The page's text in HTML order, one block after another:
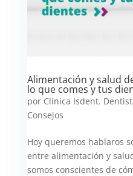
Alimentación y salud
lo que comes y tus
por Clínica Isdent.
Consejos
Hoy queremos hablaros
entre alimentación y
somos conscientes de